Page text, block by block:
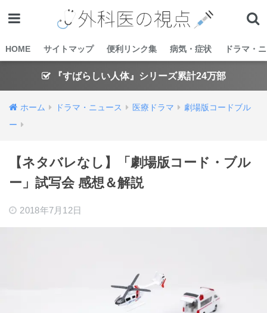
HOME サイトマップ 便利リンク集 病気・症状 ドラマ・
『すばらしい人体』シリーズ累計24万部
ホーム ドラマ・ニュース 医療ドラマ
劇場版コードブル
ー
【ネタバレなし】「劇場版コード・ブル
ー」試写会 感想＆解説
2018年7月12日